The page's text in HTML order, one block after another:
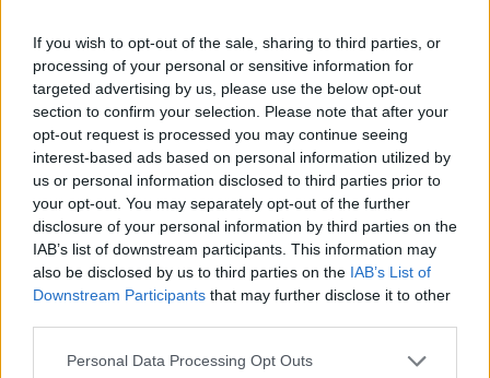
If you wish to opt-out of the sale, sharing to third parties, or
processing of your personal or sensitive information for
targeted advertising by us, please use the below opt-out
section to confirm your selection. Please note that after your
opt-out request is processed you may continue seeing
interest-based ads based on personal information utilized by
us or personal information disclosed to third parties prior to
your opt-out. You may separately opt-out of the further
disclosure of your personal information by third parties on the
IAB’s list of downstream participants. This information may
also be disclosed by us to third parties on the IAB’s List of
Downstream Participants that may further disclose it to other
Personal Data Processing Opt Outs
LSD στην ψυχιατρική
15.05.26
Η ιστορική διαδρομή του LSD στη θεραπευτική κι όσα μας
αφορούν σήμερα.